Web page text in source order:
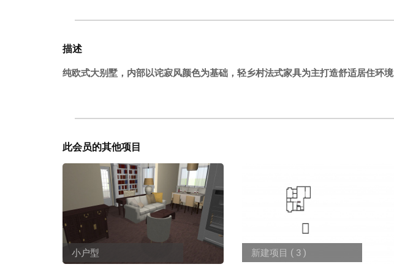
描述
纯欧式大别墅，内部以诧寂风颜色为基础，轻乡村法式家具为主打造舒适居住环境
此会员的其他项目
小户型 新建项目 ( 3 )